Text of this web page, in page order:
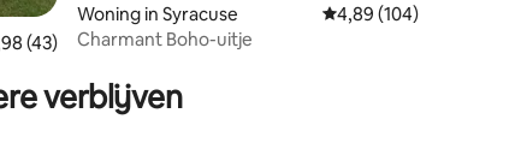
beoordeling van 4,98 op 5, 43 recensies
(43)
Woning in Syracuse Gemiddelde
4,89 (104)
Charmant Boho-uitje
verblijven